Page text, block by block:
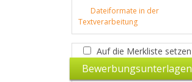
Dateiformate in der
Textverarbeitung
Auf die Merkliste setzen
Bewerbungsunterlagen